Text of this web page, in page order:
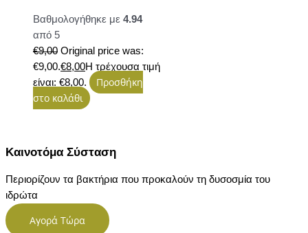
Βαθμολογήθηκε με 4.94
από 5
€9,00 Original price was:
€9,00.€8,00Η τρέχουσα τιμή
είναι: €8,00.
Προσθήκη
στο καλάθι
Καινοτόμα Σύσταση
Περιορίζουν τα βακτήρια που προκαλούν τη δυσοσμία του
ιδρώτα
Αγορά Τώρα